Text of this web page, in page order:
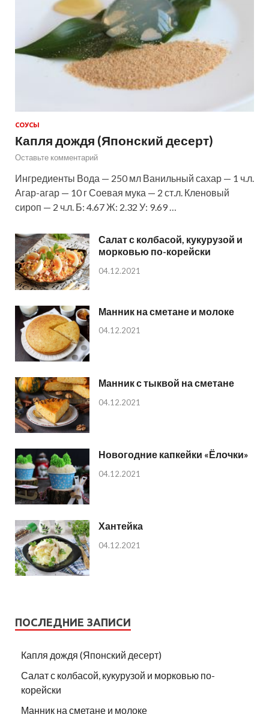
СОУСЫ
Капля дождя (Японский десерт)
Оставьте комментарий
Ингредиенты Вода — 250 мл Ванильный сахар — 1 ч.л.
Агар-агар — 10 г Соевая мука — 2 ст.л. Кленовый
сироп — 2 ч.л. Б: 4.67 Ж: 2.32 У: 9.69 …
Салат с колбасой, кукурузой и
морковью по-корейски
04.12.2021
Манник на сметане и молоке
04.12.2021
Манник с тыквой на сметане
04.12.2021
Новогодние капкейки «Ёлочки»
04.12.2021
Хантейка
04.12.2021
ПОСЛЕДНИЕ ЗАПИСИ
Капля дождя (Японский десерт)
Салат с колбасой, кукурузой и морковью по-
корейски
Манник на сметане и молоке